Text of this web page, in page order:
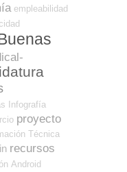
empleabilidad
Infografía
proyecto
Técnica
recursos
Android